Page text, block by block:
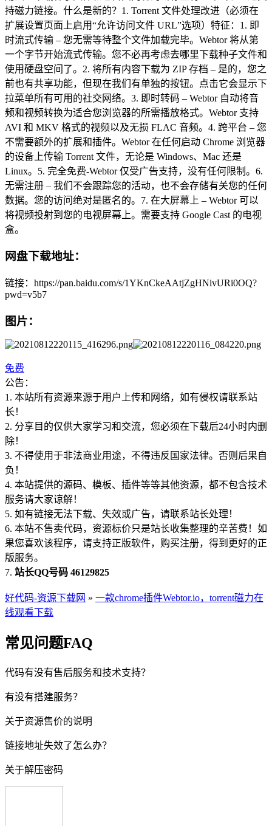
持磁力链接。什么是新的？1. Torrent 文件处理改进（必须在
扩展设置页面上启用“允许访问文件 URL”选项）特征：1. 即
时流式传输 – 您无需等待整个文件加载完毕。Webtor 将从第
一个字节开始流式传输。您不必再考虑去哪里下载种子文件和
使用硬盘空间了。2. 将所有内容下载为 ZIP 存档 – 是的，您之
前也有共享功能，但现在我们有单独的按钮。点击它会显示下
拉菜单所有可用的社交网络。3. 即时转码 – Webtor 自动将音
频和视频转换为适合您浏览器的所需播放格式。Webtor 支持
AVI 和 MKV 格式的视频以及无损 FLAC 音频。4. 跨平台 – 您
不需要额外的扩展和插件。Webtor 在任何启动 Chrome 浏览器
的设备上传输 Torrent 文件，无论是 Windows、Mac 还是
Linux。5. 完全免费-Webtor 仅受广告支持，没有任何限制。6.
无需注册 – 我们不会跟踪您的活动，也不会存储有关您的任何
数据。您的访问绝对是匿名的。7. 在大屏幕上 – Webtor 可以
将视频投射到您的电视屏幕上。需要支持 Google Cast 的电视
盒。
网盘下载地址：
链接：https://pan.baidu.com/s/1YKnCkeAAtjZgHNivURi0OQ?
pwd=v5b7
图片：
免费
公告：
1. 本站所有资源来源于用户上传和网络，如有侵权请联系站
长！
2. 分享目的仅供大家学习和交流，您必须在下载后24小时内删
除！
3. 不得使用于非法商业用途，不得违反国家法律。否则后果自
负！
4. 本站提供的源码、模板、插件等等其他资源，都不包含技术
服务请大家谅解！
5. 如有链接无法下载、失效或广告，请联系站长处理！
6. 本站不售卖代码，资源标价只是站长收集整理的辛苦费！如
果您喜欢该程序，请支持正版软件，购买注册，得到更好的正
版服务。
7. 站长QQ号码 46129825
好代码-资源下载网 » 一款chrome插件Webtor.io，torrent磁力在
线观看下载
常见问题FAQ
代码有没有售后服务和技术支持？
有没有搭建服务？
关于资源售价的说明
链接地址失效了怎么办？
关于解压密码